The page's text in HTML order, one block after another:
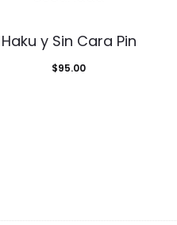
Haku y Sin Cara Pin
$95.00